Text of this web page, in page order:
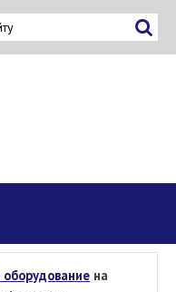
оборудование на